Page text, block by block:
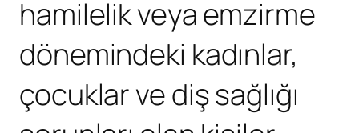
hamilelik veya emzirme
dönemindeki kadınlar,
çocuklar ve diş sağlığı